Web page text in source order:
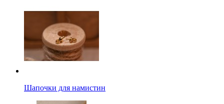
Шапочки для намистин